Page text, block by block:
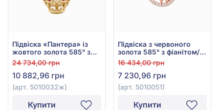
Підвіска «Пантера» із
жовтого золота 585° з
червоним фіанітом/
куб.цирконієм, арт.
5010032ж
24 734,00 грн
10 882,96 грн
(арт. 5010032ж)
Купити
Підвіска з червоного
золота 585° з фіанітом/
куб.цирконієм, арт.
5010051
16 434,00 грн
7 230,96 грн
(арт. 5010051)
Купити